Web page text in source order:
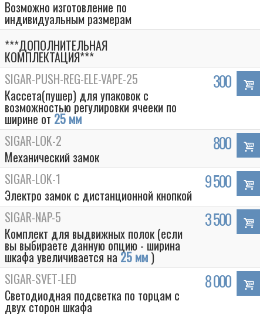
Возможно изготовление по
индивидуальным размерам
***ДОПОЛНИТЕЛЬНАЯ
КОМПЛЕКТАЦИЯ***
SIGAR-PUSH-REG-ELE-VAPE-25
Кассета(пушер) для упаковок с
возможностью регулировки ячееки по
ширине от 25 мм
300
SIGAR-LOK-2
Механический замок
800
SIGAR-LOK-1
Электро замок с дистанционной кнопкой
9 500
SIGAR-NAP-5
Комплект для выдвижных полок (если
вы выбираете данную опцию - ширина
шкафа увеличивается на 25 мм )
3 500
SIGAR-SVET-LED
Светодиодная подсветка по торцам с
двух сторон шкафа
8 000